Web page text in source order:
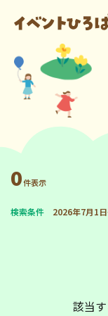
0件表示
検索条件 2026年7月1
該当